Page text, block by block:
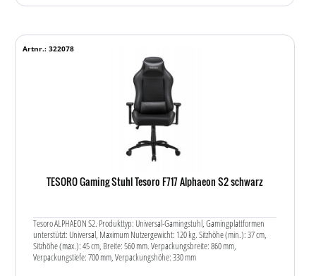
TESORO Gaming Stuhl Tesoro F717 Alphaeon S2 schwarz
Tesoro ALPHAEON S2. Produkttyp: Universal-Gamingstuhl, Gamingplattformen
unterstützt: Universal, Maximum Nutzergewicht: 120 kg. Sitzhöhe (min.): 37 cm,
Sitzhöhe (max.): 45 cm, Breite: 560 mm. Verpackungsbreite: 860 mm,
Verpackungstiefe: 700 mm, Verpackungshöhe: 330 mm
Artnr.: 322078